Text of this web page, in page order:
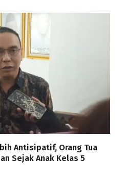
Antisipatif, Orang Tua
Sejak Anak Kelas 5